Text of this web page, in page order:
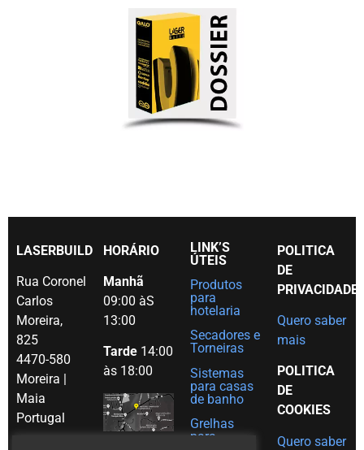
LASERBUILD
Rua Coronel
Carlos
Moreira,
825
4470-580
Moreira |
Maia
Portugal
HORÁRIO
Manhã
09:00 àS
13:00
Tarde 14:00
às 18:00
LINK’S
ÚTEIS
Produtos
para
hotelaria
Secadores e
Torneiras
Sistemas
para casas
de banho
Grelhas
para
POLITICA
DE
PRIVACIDADE
Quero saber
mais
POLITICA
DE
COOKIES
Quero saber